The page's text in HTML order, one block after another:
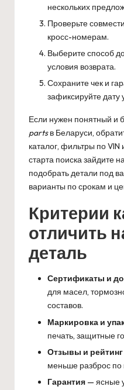
нескольких
Проверьте
кросс-номерам.
Выберите способ
условия возврата.
Сохраните чек и
зафиксируйте дату
Если нужен понятный и
partsв Беларуси,
каталог, фильтры по
старта поиска зайдите
подобрать детали под
варианты по срокам и
Критерии
отличить
деталь
Сертификаты и
для масел,
составов.
Маркировка и
печать, защитные
Отзывы и рейтинг
меньше разброс по
Гарантия — ясные